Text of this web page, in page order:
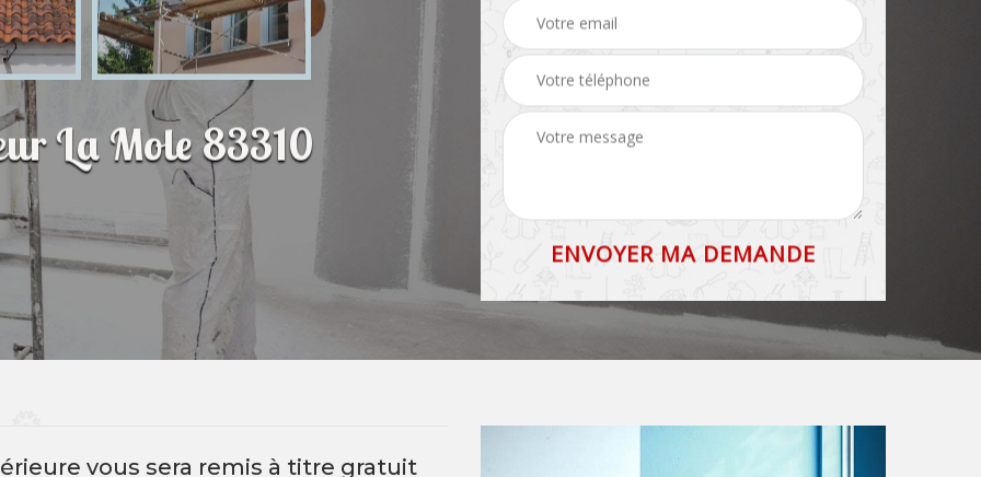
La Mole 83310
vous sera remis à titre gratuit